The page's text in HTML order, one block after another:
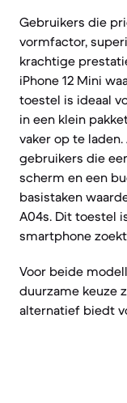
Gebruikers die
vormfactor,
krachtige
iPhone 12 Mini
toestel is ideaal
in een klein
vaker op te
gebruikers die
scherm en een
basistaken
A04s. Dit toestel
smartphone
Voor beide
duurzame keuze
alternatief biedt